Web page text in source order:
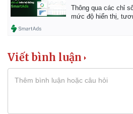
Thông qua các chỉ
mức độ hiển thị,
Viết bình luận